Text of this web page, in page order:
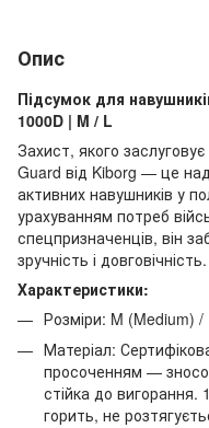
Опис
Підсумок для
1000D | M / L
Захист, якого
Guard від Kiborg — це
активних навушників у
урахуванням потреб
спецпризначенців, він
зручність і довговічність.
Характеристики:
Розміри: M (Medium)
Матеріал:
просоченням —
стійка до вигорання.
горить, не